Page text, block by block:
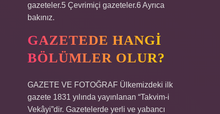
gazeteler.5 Çevrimiçi gazeteler.6 Ayrıca
bakınız.
GAZETEDE HANGI
BÖLÜMLER OLUR?
GAZETE VE FOTOĞRAF Ülkemizdeki ilk
gazete 1831 yılında yayınlanan “Takvim-i
Vekâyi”dir. Gazetelerde yerli ve yabancı